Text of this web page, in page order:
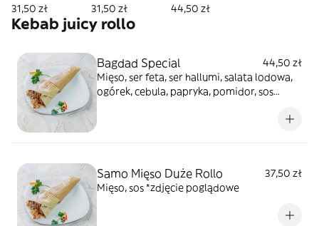
31,50 zł 31,50 zł 44,50 zł
Kebab juicy rollo
Bagdad Special
44,50 zł
Mięso, ser feta, ser hallumi, salata lodowa,
ogórek, cebula, papryka, pomidor, sos
Samo Mięso Duże Rollo
37,50 zł
Mięso, sos *zdjęcie poglądowe